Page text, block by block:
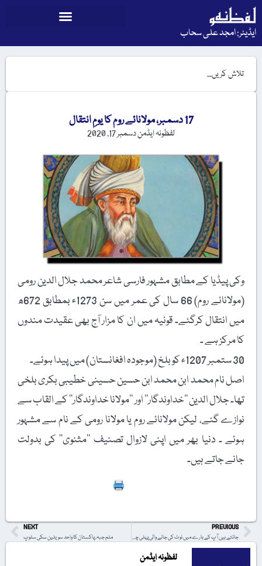
ایڈیٹر: امجد علی سحاب
17 دسمبر، مولانائے روم کا یومِ انتقال
لفظونہ ایڈمندسمبر 17, 2020
وکی پیڈیا کے مطابق مشہور فارسی شاعر محمد جلال الدین رومی
(مولانائے روم) 66 سال کی عمر میں سن 1273ء بمطابق 672ھ
میں انتقال کرگئے۔ قونیہ میں ان کا مزار آج بھی عقیدت مندوں
کا مرکز ہے ۔
30 ستمبر 1207ء کو بلخ (موجودہ افغانستان) میں پیدا ہوئے۔
اصل نام محمد ابن محمد ابن حسین حسینی خطیبی بکری بلخی
تھا۔ جلال الدین ’’خداوندگار‘‘ اور ’’مولانا خداوندگار‘‘ کے القاب سے
نوازے گئے، لیکن مولانائے روم یا مولانا رومی کے نام سے مشہور
ہوئے ۔ دنیا بھر میں اپنی لازوال تصنیف ’’مثنوی‘‘ کی بدولت
جانے جاتے ہیں۔
PREVIOUS
جانتے ہیں آپ کے بارے میں نوٹ کی جانے والی پہلی چیز کون سی ہوتی ہے؟
NEXT
ملم جبہ، پاکستان کا واحد سویلین سکی سلوپ
لفظونہ ایڈمن